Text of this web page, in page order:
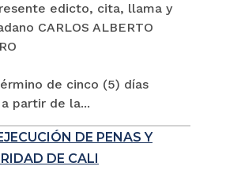
edicto, cita, llama y
CARLOS ALBERTO
de cinco (5) días
partir de la...
DE PENAS Y
DE CALI